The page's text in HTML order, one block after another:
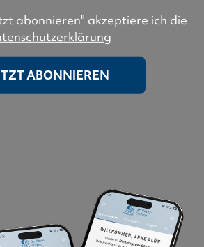
abonnieren" akzeptiere ich die